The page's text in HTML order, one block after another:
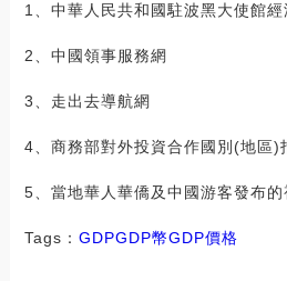
1、中華人民共和國駐波黑大使館經
2、中國領事服務網
3、走出去導航網
4、商務部對外投資合作國別(地區
5、當地華人華僑及中國游客發布
Tags： GDPGDP幣GDP價格